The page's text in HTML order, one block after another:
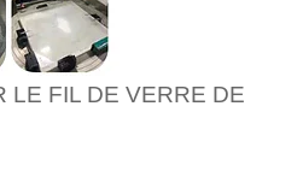
LE FIL DE VERRE DE